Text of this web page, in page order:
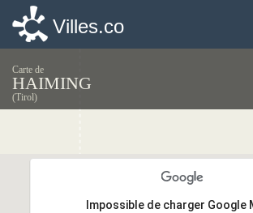
Villes.co
Carte de
HAIMING
(Tirol)
Impossible de charger Google
Impossible de charger Google
Villes.co